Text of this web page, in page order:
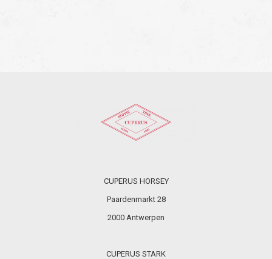
CUPERUS HORSEY
Paardenmarkt 28
2000 Antwerpen
CUPERUS STARK